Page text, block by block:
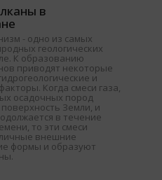
в
- одно из самых
геологических
К образованию
приводят некоторые
и
Когда смеси газа,
осадочных пород
Земли, и
в течение
то эти смеси
внешние
формы и образуют